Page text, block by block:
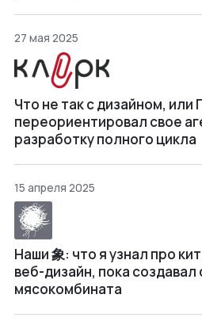
27 мая 2025
Что не так с дизайном, или
переориентировал свое
разработку полного цикла
15 апреля 2025
Наши 象: что я узнал про
веб-дизайн, пока создавал
мясокомбината